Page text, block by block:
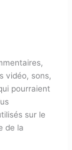
vidéo, sons,
pourraient
sur le
de la